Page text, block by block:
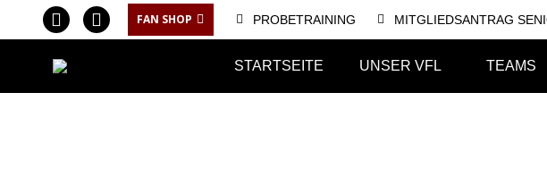
Facebook
page
Instagram
FAN SHOP PROBETRAINING MITGLIEDSANTRAG
STARTSEITE UNSER VFL TEAMS